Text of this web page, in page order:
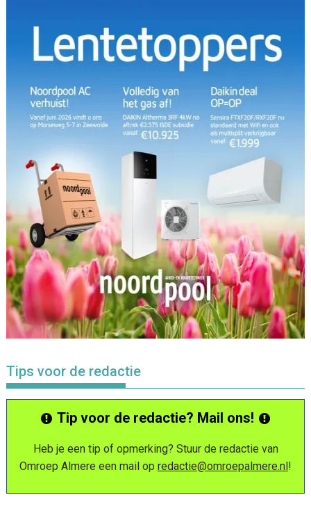
Tips voor de redactie
Tip voor de redactie? Mail ons!
Heb je een tip of opmerking? Stuur de redactie van
Omroep Almere een mail op redactie@omroepalmere.nl!